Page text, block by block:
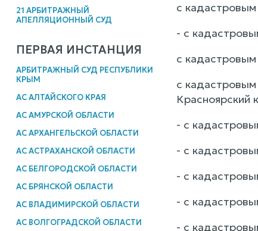
21 АРБИТРАЖНЫЙ
АПЕЛЛЯЦИОННЫЙ СУД
ПЕРВАЯ ИНСТАНЦИЯ
АРБИТРАЖНЫЙ СУД РЕСПУБЛИКИ
КРЫМ
АС АЛТАЙСКОГО КРАЯ
АС АМУРСКОЙ ОБЛАСТИ
АС АРХАНГЕЛЬСКОЙ ОБЛАСТИ
АС АСТРАХАНСКОЙ ОБЛАСТИ
АС БЕЛГОРОДСКОЙ ОБЛАСТИ
АС БРЯНСКОЙ ОБЛАСТИ
АС ВЛАДИМИРСКОЙ ОБЛАСТИ
АС ВОЛГОГРАДСКОЙ ОБЛАСТИ
с
- с
с
с
Красноярский
- с
- с
- с
- с
- с